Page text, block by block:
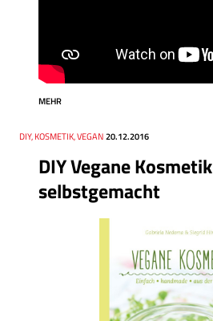
MEHR
DIY Vegane Kosmetik
selbstgemacht
Thema
DIY, KOSMETIK, VEGAN
Datum 20.12.2016